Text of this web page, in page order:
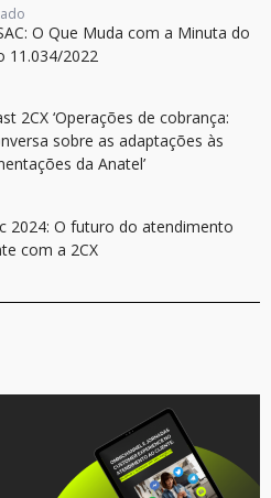
O Que Muda com a Minuta do
11.034/2022
2CX ‘Operações de cobrança:
sobre as adaptações às
da Anatel’
2024: O futuro do atendimento
com a 2CX